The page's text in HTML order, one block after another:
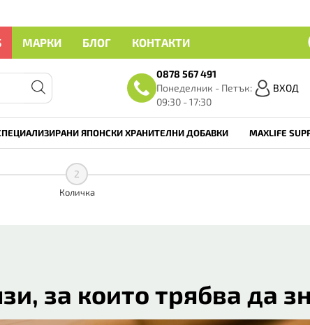
МАРКИ БЛОГ КОНТАКТИ
0878 567 491
Понеделник - Петък:
09:30 - 17:30
ВХОД
ЯПОНСКИ ХРАНИТЕЛНИ ДОБАВКИ MAXLIFE
2
Количка
за които трябва да